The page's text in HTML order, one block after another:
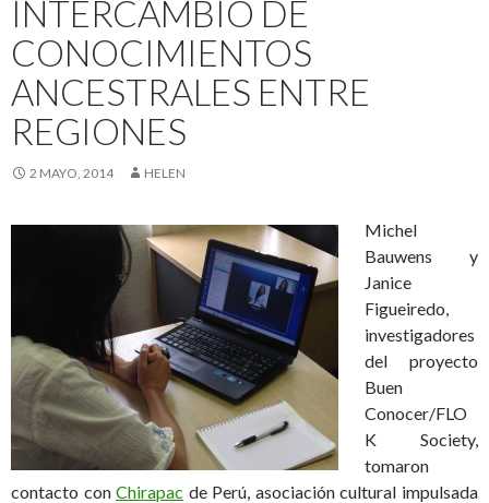
INTERCAMBIO DE
CONOCIMIENTOS
ANCESTRALES ENTRE
REGIONES
2 MAYO, 2014 HELEN
Michel
Bauwens y
Janice
Figueiredo,
investigadores
del proyecto
Buen
Conocer/FLO
K Society,
tomaron
contacto conChirapac de Perú, asociación cultural impulsada